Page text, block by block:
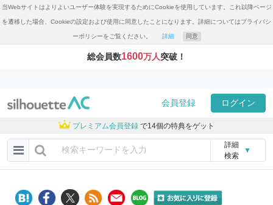
当Webサイトはよりよいユーザー体験を実現するためにCookieを使用しています。これ以降ページ
を遷移した場合、Cookieの設定および使用に同意したことになります。詳細についてはプライバシ
ーポリシーをご覧ください。 詳細 同意
総会員数1600万人突破！
会員登録 ログイン
プレミアム会員登録 で14個の特典をゲット
詳細
検索
▼